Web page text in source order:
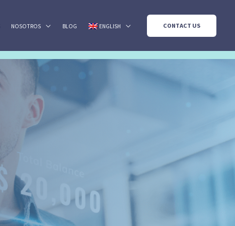
NOSOTROS BLOG ENGLISH CONTACT US